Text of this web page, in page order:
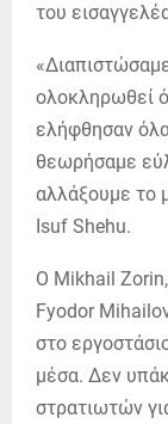
του
ολοκληρωθεί
ελήφθησαν όλα
θεωρήσαμε
αλλάξουμε το
Isuf Shehu.
Ο Mikhail
Fyodor
στο
μέσα. Δεν
στρατιωτών